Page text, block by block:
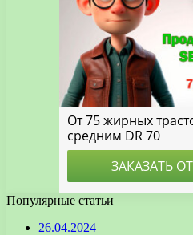
Популярные статьи
26.04.2024